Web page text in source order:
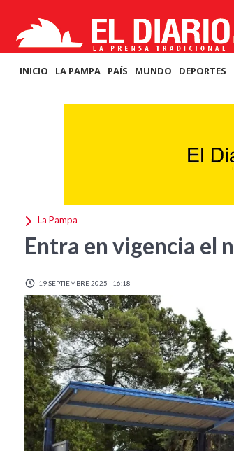
INICIO LA PAMPA PAÍS MUNDO DEPORTES
La Pampa
Entra en vigencia el
19 SEPTIEMBRE 2025 - 16:18